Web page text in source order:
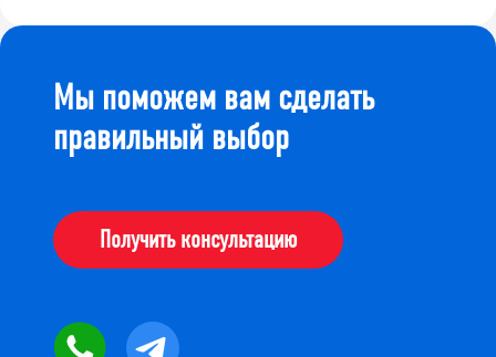
Мы поможем вам сделать
правильный выбор
Получить консультацию